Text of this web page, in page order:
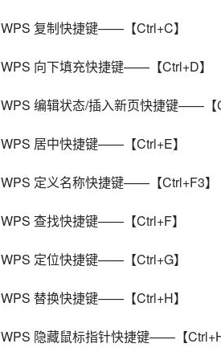
WPS 复制快捷键——【Ctrl+C】
WPS 向下填充快捷键——【Ctrl+D】
WPS 编辑状态/插入新页快捷键——【
WPS 居中快捷键——【Ctrl+E】
WPS 定义名称快捷键——【Ctrl+F3】
WPS 查找快捷键——【Ctrl+F】
WPS 定位快捷键——【Ctrl+G】
WPS 替换快捷键——【Ctrl+H】
WPS 隐藏鼠标指针快捷键——【Ctrl+H